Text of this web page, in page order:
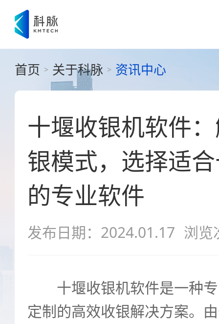
首页 > 关于科脉 > 资讯中心
十堰收银机软件
银模式，选择适
的专业软件
发布日期：2024.01.17 浏览
十堰收银机软件是一种专
定制的高效收银解决方案。